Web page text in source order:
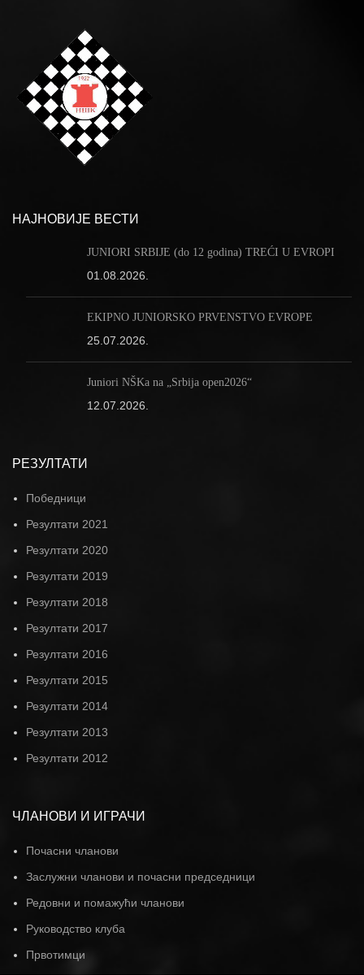
НАЈНОВИЈЕ ВЕСТИ
JUNIORI SRBIJE (do 12 godina) TREĆI U EVROPI
01.08.2026.
EKIPNO JUNIORSKO PRVENSTVO EVROPE
25.07.2026.
Juniori NŠKa na „Srbija open2026“
12.07.2026.
РЕЗУЛТАТИ
Победници
Резултати 2021
Резултати 2020
Резултати 2019
Резултати 2018
Резултати 2017
Резултати 2016
Резултати 2015
Резултати 2014
Резултати 2013
Резултати 2012
ЧЛАНОВИ И ИГРАЧИ
Почасни чланови
Заслужни чланови и почасни председници
Редовни и помажући чланови
Руководство клуба
Првотимци